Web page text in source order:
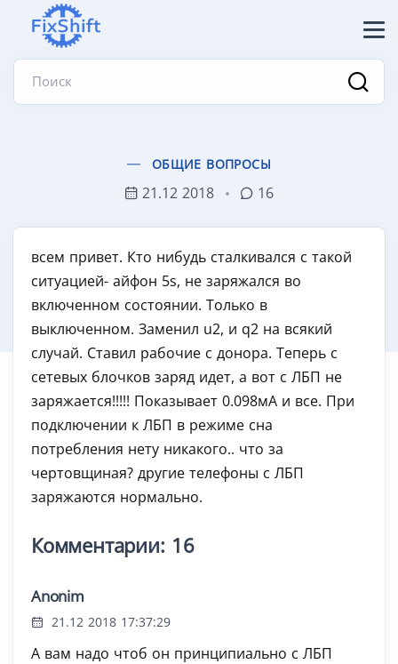
Поиск
ОБЩИЕ ВОПРОСЫ
21.12 2018 16
всем привет. Кто нибудь сталкивался с такой
ситуацией- айфон 5s, не заряжался во
включенном состоянии. Только в
выключенном. Заменил u2, и q2 на всякий
случай. Ставил рабочие с донора. Теперь с
сетевых блочков заряд идет, а вот с ЛБП не
заряжается!!!!! Показывает 0.098мА и все. При
подключении к ЛБП в режиме сна
потребления нету никакого.. что за
чертовщиная? другие телефоны с ЛБП
заряжаются нормально.
Комментарии: 16
Anonim
21.12 2018 17:37:29
А вам надо чтоб он принципиально с ЛБП